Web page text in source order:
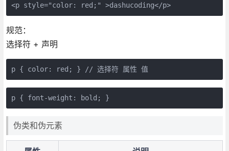
<p style="color: red;" >dashucoding</p>
规范：
选择符 + 声明
p { color: red; } // 选择符 属性 值
p { font-weight: bold; }
伪类和伪元素